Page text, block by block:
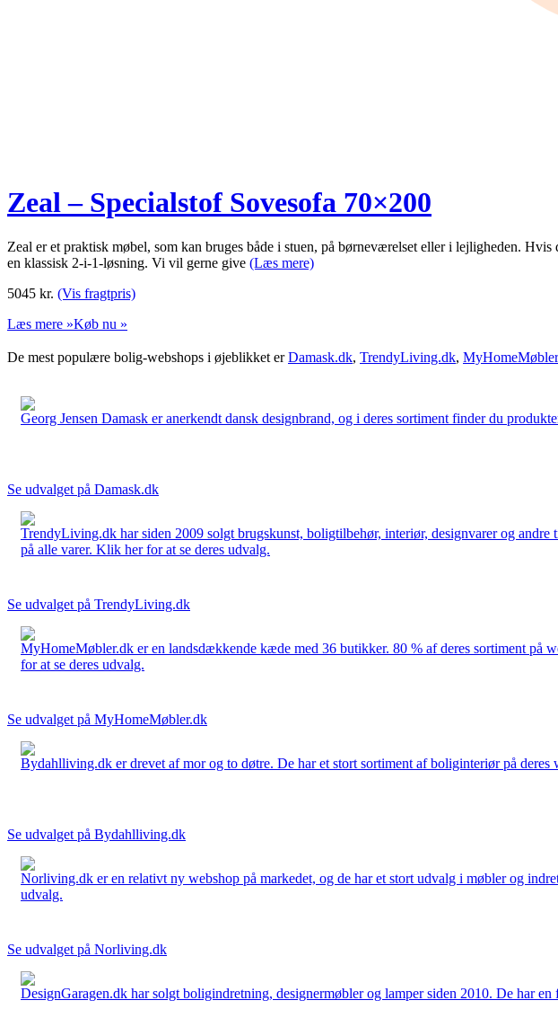
Zeal – Specialstof Sovesofa 70×200
Zeal er et praktisk møbel, som kan bruges både i stuen, på børneværelset eller i lejligheden.
en klassisk 2-i-1-løsning. Vi vil gerne give (Læs mere)
5045 kr. (Vis fragtpris)
Læs mere »Køb nu »
De mest populære bolig-webshops i øjeblikket erDamask.dk, TrendyLiving.dk,
Georg Jensen Damask er anerkendt dansk designbrand, og i deres sortiment finder du
Se udvalget på Damask.dk
TrendyLiving.dk har siden 2009 solgt brugskunst, boligtilbehør, interiør, designvarer og
på alle varer. Klik her for at se deres udvalg.
Se udvalget på TrendyLiving.dk
MyHomeMøbler.dk er en landsdækkende kæde med 36 butikker. 80 % af deres sortiment på
for at se deres udvalg.
Se udvalget på MyHomeMøbler.dk
Bydahlliving.dk er drevet af mor og to døtre. De har et stort sortiment af boliginteriør på deres
Se udvalget på Bydahlliving.dk
Norliving.dk er en relativt ny webshop på markedet, og de har et stort udvalg i møbler og
udvalg.
Se udvalget på Norliving.dk
DesignGaragen.dk har solgt boligindretning, designermøbler og lamper siden 2010. De har